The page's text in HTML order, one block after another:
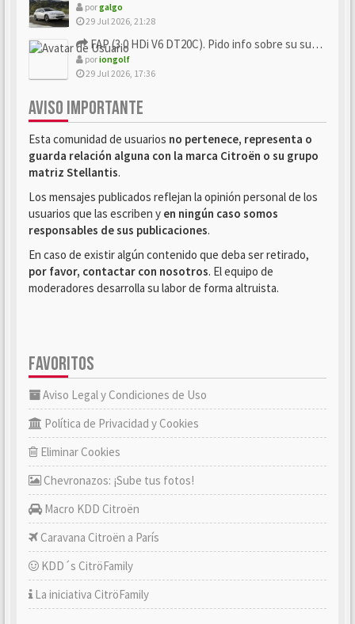
porgalgo
29 Jul 2026, 21:28
FAP (3.0 HDi V6 DT20C). Pido info sobre su sustitución
poriongolf
29 Jul 2026, 17:36
AVISO IMPORTANTE
Esta comunidad de usuarios no pertenece, representa o
guarda relación alguna con la marca Citroën o su grupo
matriz Stellantis.
Los mensajes publicados reflejan la opinión personal de los
usuarios que las escriben y en ningún caso somos
responsables de sus publicaciones.
En caso de existir algún contenido que deba ser retirado,
por favor, contactar con nosotros. El equipo de
moderadores desarrolla su labor de forma altruista.
FAVORITOS
Aviso Legal y Condiciones de Uso
Política de Privacidad y Cookies
Eliminar Cookies
Chevronazos: ¡Sube tus fotos!
Macro KDD Citroën
Caravana Citroën a París
KDD´s CitröFamily
La iniciativa CitröFamily